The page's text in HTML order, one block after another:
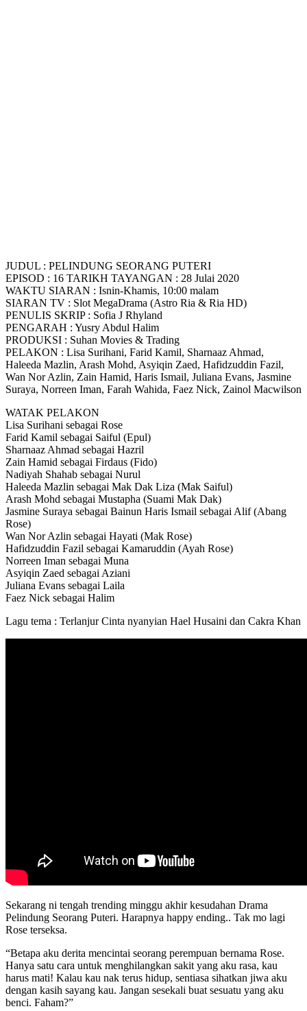
JUDUL : PELINDUNG SEORANG PUTERI
EPISOD : 16 TARIKH TAYANGAN : 28 Julai 2020
WAKTU SIARAN : Isnin-Khamis, 10:00 malam
SIARAN TV : Slot MegaDrama (Astro Ria & Ria HD)
PENULIS SKRIP : Sofia J Rhyland
PENGARAH : Yusry Abdul Halim
PRODUKSI : Suhan Movies & Trading
PELAKON : Lisa Surihani, Farid Kamil, Sharnaaz Ahmad,
Haleeda Mazlin, Arash Mohd, Asyiqin Zaed, Hafidzuddin Fazil,
Wan Nor Azlin, Zain Hamid, Haris Ismail, Juliana Evans, Jasmine
Suraya, Norreen Iman, Farah Wahida, Faez Nick, Zainol Macwilson
WATAK PELAKON
Lisa Surihani sebagai Rose
Farid Kamil sebagai Saiful (Epul)
Sharnaaz Ahmad sebagai Hazril
Zain Hamid sebagai Firdaus (Fido)
Nadiyah Shahab sebagai Nurul
Haleeda Mazlin sebagai Mak Dak Liza (Mak Saiful)
Arash Mohd sebagai Mustapha (Suami Mak Dak)
Jasmine Suraya sebagai Bainun Haris Ismail sebagai Alif (Abang
Rose)
Wan Nor Azlin sebagai Hayati (Mak Rose)
Hafidzuddin Fazil sebagai Kamaruddin (Ayah Rose)
Norreen Iman sebagai Muna
Asyiqin Zaed sebagai Aziani
Juliana Evans sebagai Laila
Faez Nick sebagai Halim
Lagu tema : Terlanjur Cinta nyanyian Hael Husaini dan Cakra Khan
Sekarang ni tengah trending minggu akhir kesudahan Drama
Pelindung Seorang Puteri. Harapnya happy ending.. Tak mo lagi
Rose terseksa.
“Betapa aku derita mencintai seorang perempuan bernama Rose.
Hanya satu cara untuk menghilangkan sakit yang aku rasa, kau
harus mati! Kalau kau nak terus hidup, sentiasa sihatkan jiwa aku
dengan kasih sayang kau. Jangan sesekali buat sesuatu yang aku
benci. Faham?”